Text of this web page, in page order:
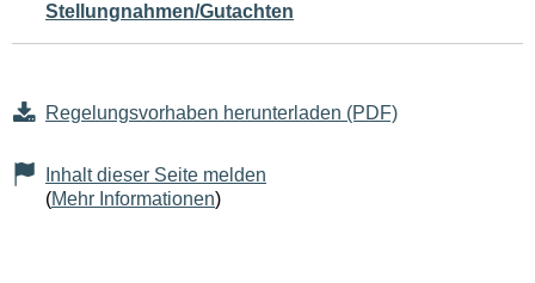
Stellungnahmen/Gutachten
Regelungsvorhaben herunterladen (PDF)
Inhalt dieser Seite melden
(Mehr Informationen)